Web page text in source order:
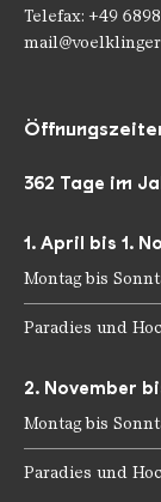
Telefax: +49 6898
362 Tage im
1. April bis 1.
Montag bis
Paradies und
2. November
Montag bis
Paradies und